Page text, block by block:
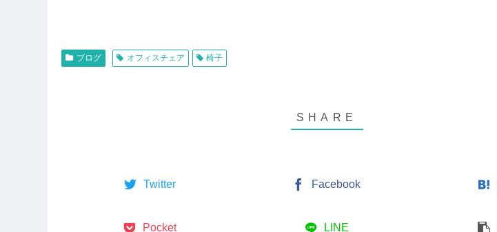
ブログ オフィスチェア 椅子
Twitter Facebook
Pocket LINE